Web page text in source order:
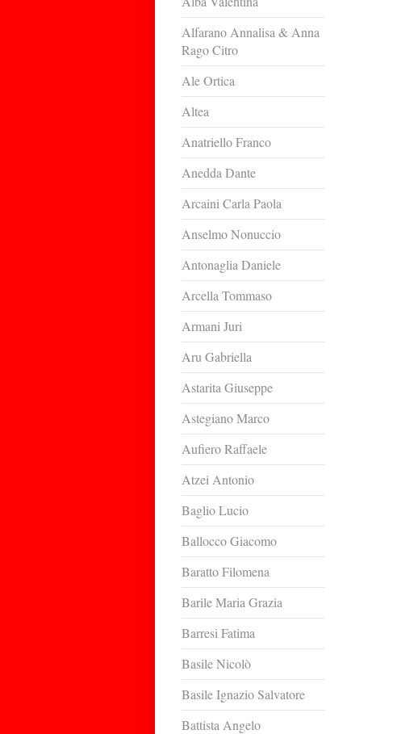
Alfarano Annalisa & Anna
Rago Citro
Ale Ortica
Altea
Anatriello Franco
Anedda Dante
Arcaini Carla Paola
Anselmo Nonuccio
Antonaglia Daniele
Arcella Tommaso
Armani Juri
Aru Gabriella
Astarita Giuseppe
Astegiano Marco
Aufiero Raffaele
Atzei Antonio
Baglio Lucio
Ballocco Giacomo
Baratto Filomena
Barile Maria Grazia
Barresi Fatima
Basile Nicolò
Basile Ignazio Salvatore
Battista Angelo